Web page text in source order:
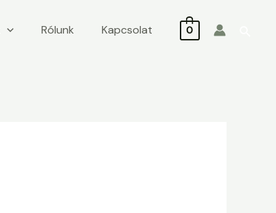
Rólunk Kapcsolat 0